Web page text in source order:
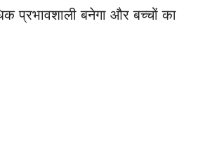
प्रभावशाली बनेगा और बच्चों का